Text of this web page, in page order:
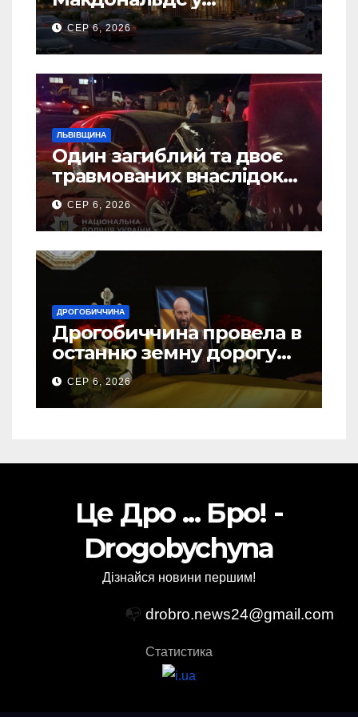
Дрогобичі? (Фото)
СЕР 6, 2026
ЛЬВІВЩИНА
Один загиблий та двоє
травмованих внаслідок
ДТП на Самбірщині
СЕР 6, 2026
ДРОГОБИЧЧИНА
Дрогобиччина провела в
останню земну дорогу
свого Захисника – Олега
Торського
СЕР 6, 2026
Це Дро ... Бро! -
Drogobychyna
Дізнайся новини першим!
📭 drobro.news24@gmail.com
Статистика